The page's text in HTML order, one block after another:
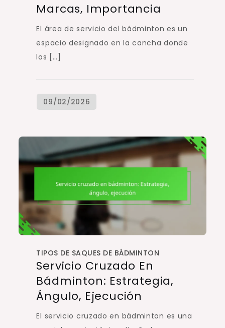
Marcas, Importancia
El área de servicio del bádminton es un
espacio designado en la cancha donde
los […]
TIPOS DE SAQUES DE BÁDMINTON
Servicio Cruzado En
Bádminton: Estrategia,
Ángulo, Ejecución
El servicio cruzado en bádminton es una